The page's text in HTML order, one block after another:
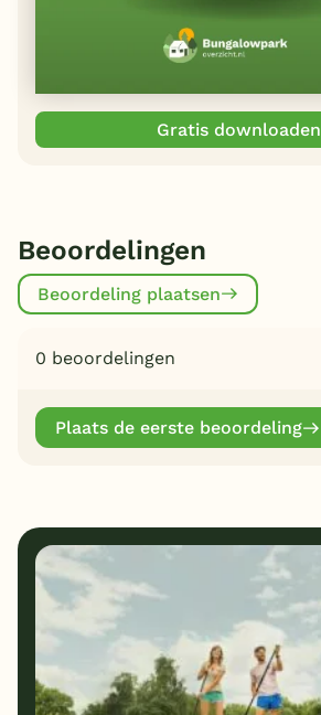
Gratis downloaden
Beoordelingen
Beoordeling plaatsen
0 beoordelingen
Plaats de eerste beoordeling